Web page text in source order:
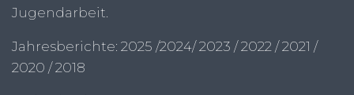
Jugendarbeit.
Jahresberichte: 2025 /2024/2023 /2022 /2021 /
2020 /2018